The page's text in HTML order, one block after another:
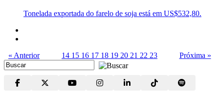
Tonelada exportada do farelo de soja está em US$532,80.
« Anterior 14 15 16 17 18 19 20 21 22 23 Próxima »